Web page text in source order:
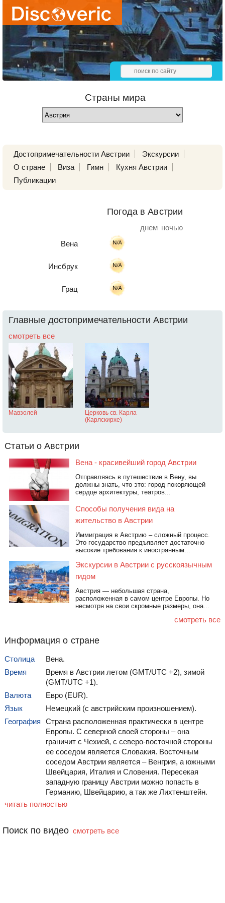
Страны мира
Достопримечательности Австрии
Экскурсии
О стране
Виза Гимн
Кухня Австрии
Публикации
Погода в Австрии
днем ночью
Вена
Инсбрук
Грац
Главные достопримечательности Австрии
смотреть все
Мавзолей
Церковь св. Карла
(Карлскирхе)
Дворец Мирабель Аббатство в Мельке
Крепость
Хоэнзальцбург
Переулок Гетрайде и
музей Моцарта
Императорская вилла Дом Хундертвассера
Статьи о Австрии
Вена - красивейший город Австрии
Отправляясь в путешествие в Вену, вы
должны знать, что это: город покоряющей
сердце архитектуры, театров...
Способы получения вида на
жительство в Австрии
Иммиграция в Австрию – сложный процесс.
Это государство предъявляет достаточно
высокие требования к иностранным...
Экскурсии в Австрии с русскоязычным
гидом
Австрия — небольшая страна,
расположенная в самом центре Европы. Но
несмотря на свои скромные размеры, она...
смотреть все
Информация о стране
Столица
Вена.
Время
Время в Австрии летом (GMT/UTC +2), зимой
(GMT/UTC +1).
Валюта
Евро (EUR).
Язык
Немецкий (с австрийским произношением).
География
Страна расположенная практически в центре
Европы. С северной своей стороны – она
граничит с Чехией, с северо-восточной стороны
ее соседом является Словакия. Восточным
соседом Австрии является – Венгрия, а южными
Швейцария, Италия и Словения. Пересекая
западную границу Австрии можно попасть в
Германию, Швейцарию, а так же Лихтенштейн.
читать полностью
Поиск по видео смотреть все